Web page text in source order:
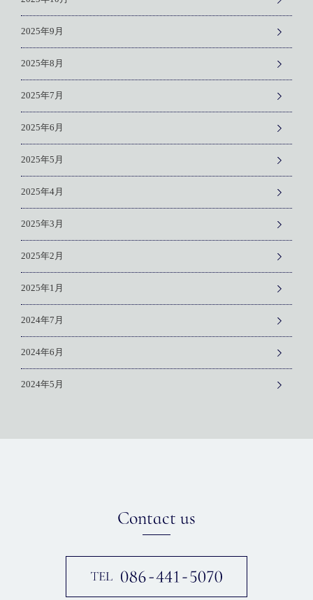
2025年9月
2025年8月
2025年7月
2025年6月
2025年5月
2025年4月
2025年3月
2025年2月
2025年1月
2024年7月
2024年6月
2024年5月
Contact us